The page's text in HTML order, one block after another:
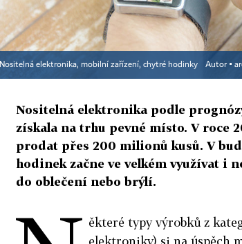
Nositelná elektronika, mobilní zařízení, chytré hodinky Autor ▪
Nositelná elektronika podle
získala na trhu pevné místo. V roce
prodat přes 200 milionů kusů. V
hodinek začne ve velkém využívat i
do oblečení nebo brýlí.
ěkteré typy výrobků z
elektroniky) si na úspěch